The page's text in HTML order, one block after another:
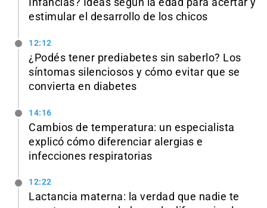
estimular el desarrollo de los chicos
12:12
¿Podés tener prediabetes sin saberlo? Los
síntomas silenciosos y cómo evitar que se
convierta en diabetes
14:16
Cambios de temperatura: un especialista
explicó cómo diferenciar alergias e
infecciones respiratorias
12:22
Lactancia materna: la verdad que nadie te